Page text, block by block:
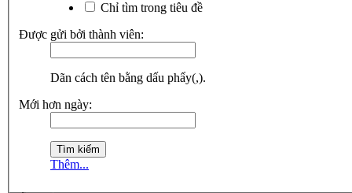
Chỉ tìm trong tiêu đề
Được gửi bởi thành viên:
Dãn cách tên bằng dấu phẩy(,).
Mới hơn ngày:
Thêm...